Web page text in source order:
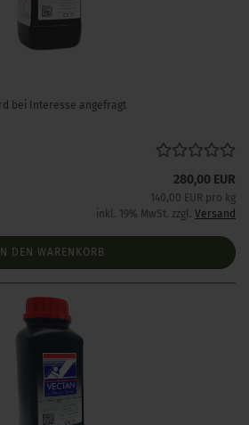
bei Interesse angefragt
280,00 EUR
140,00 EUR pro kg
inkl. 19% MwSt. zzgl. Versand
IN DEN WARENKORB